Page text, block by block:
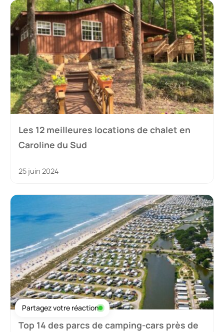
Les 12 meilleures locations de chalet en
Caroline du Sud
25 juin 2024
Top 14 des parcs de camping-cars près de
Partagez votre réaction